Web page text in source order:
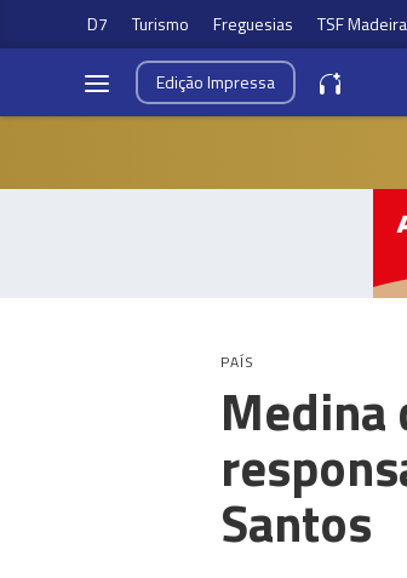
D7 Turismo Freguesias TSF Madeira
EdiçãoImpressa
PAÍS
Medina
Santos